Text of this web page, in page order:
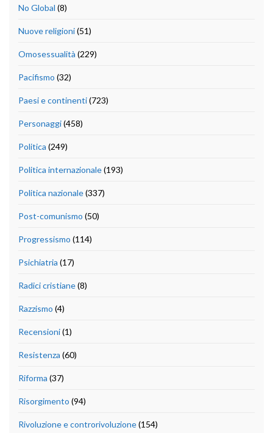
No Global (8)
Nuove religioni(51)
Omosessualità (229)
Pacifismo (32)
Paesi e continenti(723)
Personaggi(458)
Politica (249)
Politica internazionale(193)
Politica nazionale(337)
Post-comunismo (50)
Progressismo (114)
Psichiatria (17)
Radici cristiane(8)
Razzismo (4)
Recensioni(1)
Resistenza (60)
Riforma (37)
Risorgimento (94)
Rivoluzione e controrivoluzione(154)